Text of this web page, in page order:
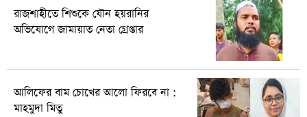
রাজশাহীতে শিশুকে যৌন হয়রানির
অভিযোগে জামায়াত নেতা গ্রেপ্তার
আলিফের বাম চোখের আলো ফিরবে না :
মাহমুদা মিতু